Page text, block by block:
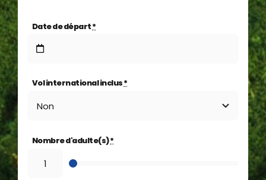
Date de départ*
Vol international inclus*
Nombre d'adulte(s)*